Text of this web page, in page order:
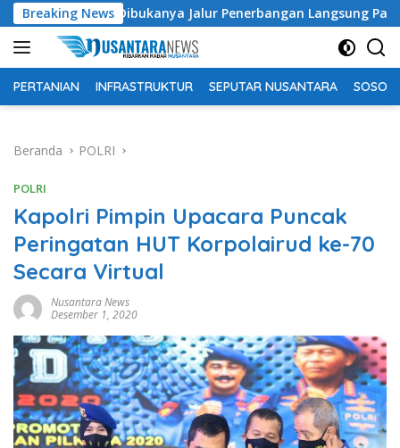
Langsung
ke
konten
Breaking News
Jalur Penerbangan Langsung Palu- Guangzhou
PERTANIAN INFRASTRUKTUR SEPUTAR NUSANTARA SOSOK
Beranda POLRI
POLRI
Kapolri Pimpin Upacara Puncak
Peringatan HUT Korpolairud ke-70
Secara Virtual
Nusantara News
Desember 1, 2020